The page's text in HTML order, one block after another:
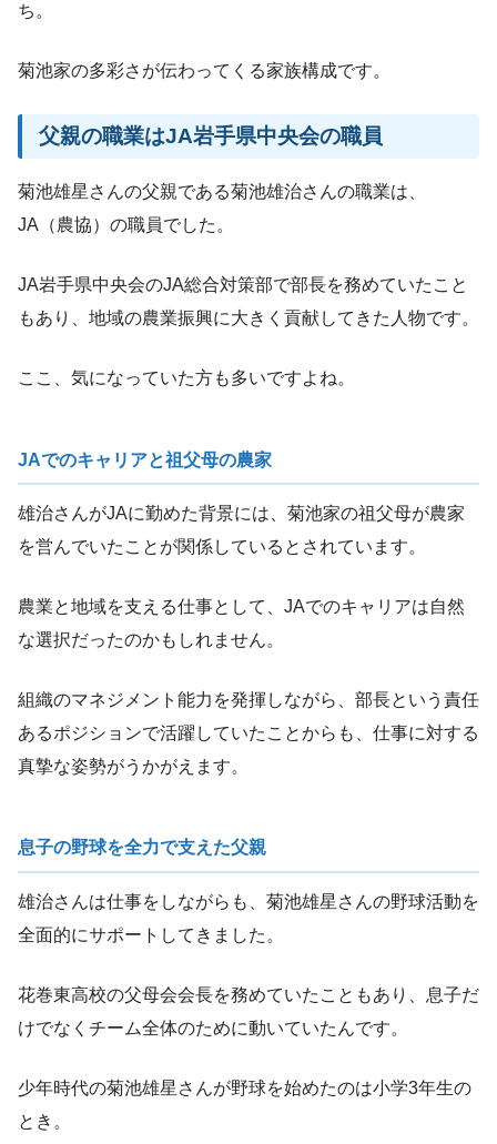
ち。
菊池家の多彩さが伝わってくる家族構成です。
父親の職業はJA岩手県中央会の職員
菊池雄星さんの父親である菊池雄治さんの職業は、
JA（農協）の職員でした。
JA岩手県中央会のJA総合対策部で部長を務めていたこと
もあり、地域の農業振興に大きく貢献してきた人物です。
ここ、気になっていた方も多いですよね。
JAでのキャリアと祖父母の農家
雄治さんがJAに勤めた背景には、菊池家の祖父母が農家
を営んでいたことが関係しているとされています。
農業と地域を支える仕事として、JAでのキャリアは自然
な選択だったのかもしれません。
組織のマネジメント能力を発揮しながら、部長という責任
あるポジションで活躍していたことからも、仕事に対する
真摯な姿勢がうかがえます。
息子の野球を全力で支えた父親
雄治さんは仕事をしながらも、菊池雄星さんの野球活動を
全面的にサポートしてきました。
花巻東高校の父母会会長を務めていたこともあり、息子だ
けでなくチーム全体のために動いていたんです。
少年時代の菊池雄星さんが野球を始めたのは小学3年生の
とき。